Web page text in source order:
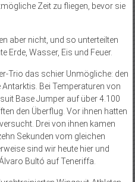
Zeit zu fliegen, bevor sie
aber nicht, und so unterteilten
Erde, Wasser, Eis und Feuer.
Trio das schier Unmögliche: den
Bei Temperaturen von
Base Jumper auf über 4.100
den Überflug. Vor ihnen hatten
Drei von ihnen kamen
Sekunden vom gleichen
sind wir heute hier und
Bultó auf Teneriffa.